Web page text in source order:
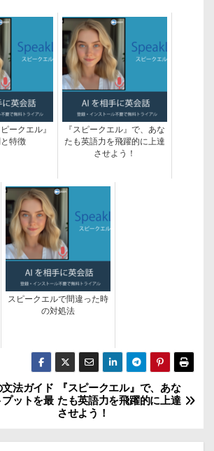
ークエル』
特徴
『スピークエル』で、あな
たも英語力を飛躍的に上達
させよう！
スピークエルで間違った時
の対処法
『スピークエル』で、あな
たも英語力を飛躍的に上達
させよう！
法ガイド
プットを最